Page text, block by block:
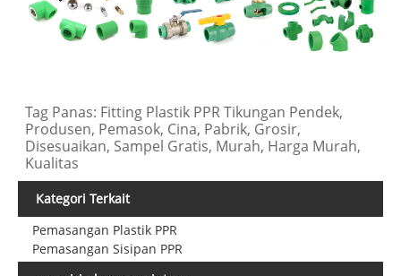
Tag Panas: Fitting Plastik PPR Tikungan Pendek,
Produsen, Pemasok, Cina, Pabrik, Grosir,
Disesuaikan, Sampel Gratis, Murah, Harga Murah,
Kualitas
Kategori Terkait
Pemasangan Plastik PPR
Pemasangan Sisipan PPR